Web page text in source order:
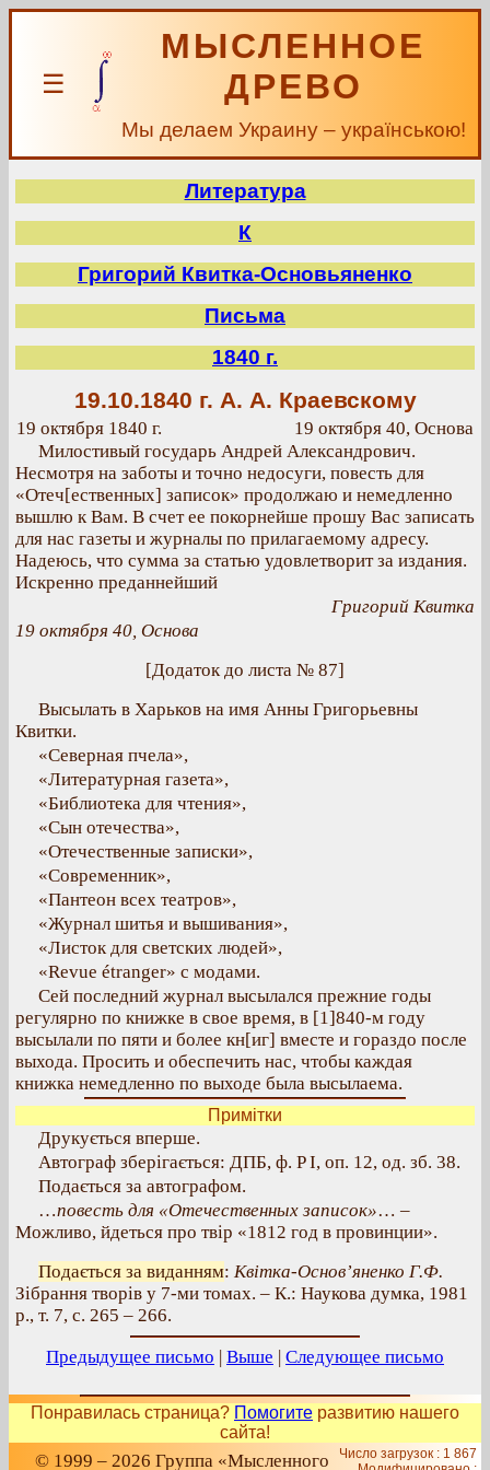
☰
МЫСЛЕННОЕ
ДРЕВО
Мы делаем Украину – українською!
Литература
К
Григорий Квитка-Основьяненко
Письма
1840 г.
19.10.1840 г. А. А. Краевскому
19 октября 1840 г.
19 октября 40, Основа
Милостивый государь Андрей Александрович.
Несмотря на заботы и точно недосуги, повесть для
«Отеч[ественных] записок» продолжаю и немедленно
вышлю к Вам. В счет ее покорнейше прошу Вас записать
для нас газеты и журналы по прилагаемому адресу.
Надеюсь, что сумма за статью удовлетворит за издания.
Искренно преданнейший
Григорий Квитка
19 октября 40, Основа
[Додаток до листа № 87]
Высылать в Харьков на имя Анны Григорьевны
Квитки.
«Северная пчела»,
«Литературная газета»,
«Библиотека для чтения»,
«Сын отечества»,
«Отечественные записки»,
«Современник»,
«Пантеон всех театров»,
«Журнал шитья и вышивания»,
«Листок для светских людей»,
«Revue étranger» с модами.
Сей последний журнал высылался прежние годы
регулярно по книжке в свое время, в [1]840-м году
высылали по пяти и более кн[иг] вместе и гораздо после
выхода. Просить и обеспечить нас, чтобы каждая
книжка немедленно по выходе была высылаема.
Примітки
Друкується вперше.
Автограф зберігається: ДПБ, ф. P І, оп. 12, од. зб. 38.
Подається за автографом.
…повесть для «Отечественных записок»… –
Можливо, йдеться про твір «1812 год в провинции».
Подається за виданням: Квітка-Основ’яненко Г.Ф.
Зібрання творів у 7-ми томах. – К.: Наукова думка, 1981
р., т. 7, с. 265 – 266.
Предыдущее письмо | Выше | Следующее письмо
Понравилась страница? Помогите развитию нашего
сайта!
© 1999 – 2026 Группа «Мысленного
Число загрузок : 1 867